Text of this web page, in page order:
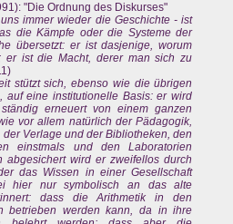
"Die Ordnung des Diskurses"
immer wieder die Geschichte - ist
die Kämpfe oder die Systeme der
übersetzt: er ist dasjenige, worum
er ist die Macht, derer man sich zu
stützt sich, ebenso wie die übrigen
auf eine institutionelle Basis: er wird
erneuert von einem ganzen
vor allem natürlich der Pädagogik,
der Verlage und der Bibliotheken, den
einstmals und den Laboratorien
abgesichert wird er zweifellos durch
das Wissen in einer Gesellschaft
hier nur symbolisch an das alte
dass die Arithmetik in den
betrieben werden kann, da in ihre